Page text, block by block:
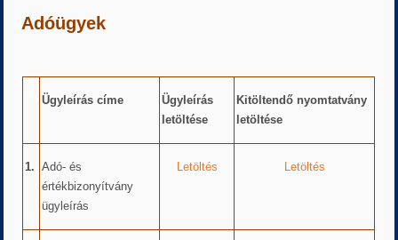
Adóügyek
Ügyleírás címe
Ügyleírás
letöltése
Kitöltendő nyomtatvány
letöltése
1.
Adó- és
értékbizonyítvány
ügyleírás
Letöltés Letöltés